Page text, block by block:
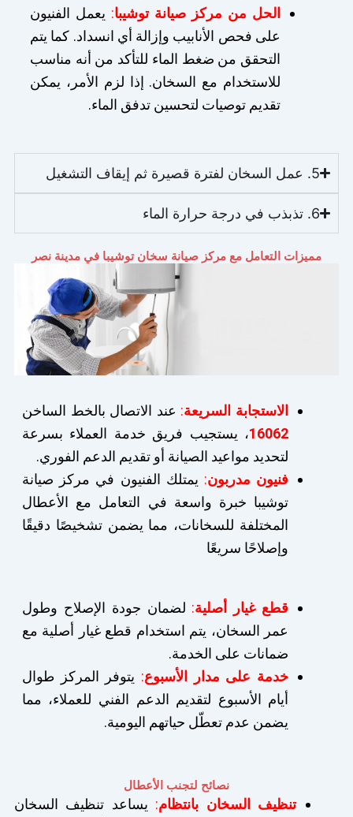
الحل من مركز صيانة توشيبا: يعمل الفنيون
على فحص الأنابيب وإزالة أي انسداد. كما يتم
التحقق من ضغط الماء للتأكد من أنه مناسب
للاستخدام مع السخان. إذا لزم الأمر، يمكن
تقديم توصيات لتحسين تدفق الماء.
5. عمل السخان لفترة قصيرة ثم إيقاف التشغيل
6. تذبذب في درجة حرارة الماء
مميزات التعامل مع مركز صيانة سخان توشيبا في مدينة نصر
الاستجابة السريعة: عند الاتصال بالخط الساخن
16062، يستجيب فريق خدمة العملاء بسرعة
لتحديد مواعيد الصيانة أو تقديم الدعم الفوري.
فنيون مدربون: يمتلك الفنيون في مركز صيانة
توشيبا خبرة واسعة في التعامل مع الأعطال
المختلفة للسخانات، مما يضمن تشخيصًا دقيقًا
وإصلاحًا سريعًا
قطع غيار أصلية: لضمان جودة الإصلاح وطول
عمر السخان، يتم استخدام قطع غيار أصلية مع
ضمانات على الخدمة.
خدمة على مدار الأسبوع: يتوفر المركز طوال
أيام الأسبوع لتقديم الدعم الفني للعملاء، مما
يضمن عدم تعطّل حياتهم اليومية.
نصائح لتجنب الأعطال
تنظيف السخان بانتظام: يساعد تنظيف السخان